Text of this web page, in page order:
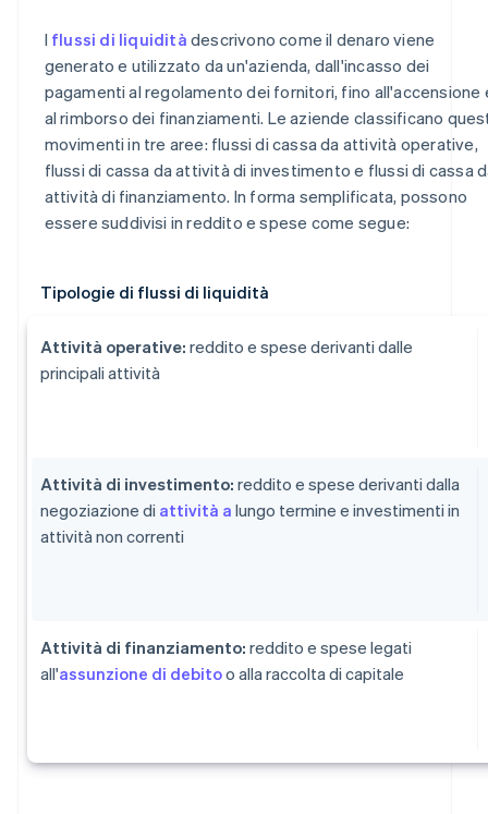
I flussi di liquidità descrivono come il denaro viene
generato e utilizzato da un'azienda, dall'incasso dei
pagamenti al regolamento dei fornitori, fino all'accensione
al rimborso dei finanziamenti. Le aziende classificano
movimenti in tre aree: flussi di cassa da attività operative,
flussi di cassa da attività di investimento e flussi di cassa
attività di finanziamento. In forma semplificata, possono
essere suddivisi in reddito e spese come segue:
Tipologie di flussi di liquidità
Attività operative: reddito e spese derivanti dalle
principali attività
Attività di investimento: reddito e spese derivanti dalla
negoziazione di attività a lungo termine e investimenti in
attività non correnti
Attività di finanziamento: reddito e spese legati
all'assunzione di debitoo alla raccolta di capitale